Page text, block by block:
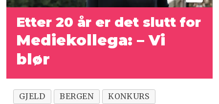
Etter 20 år er det slutt for
Mediekollega: – Vi
blør
GJELD BERGEN
KONKURS